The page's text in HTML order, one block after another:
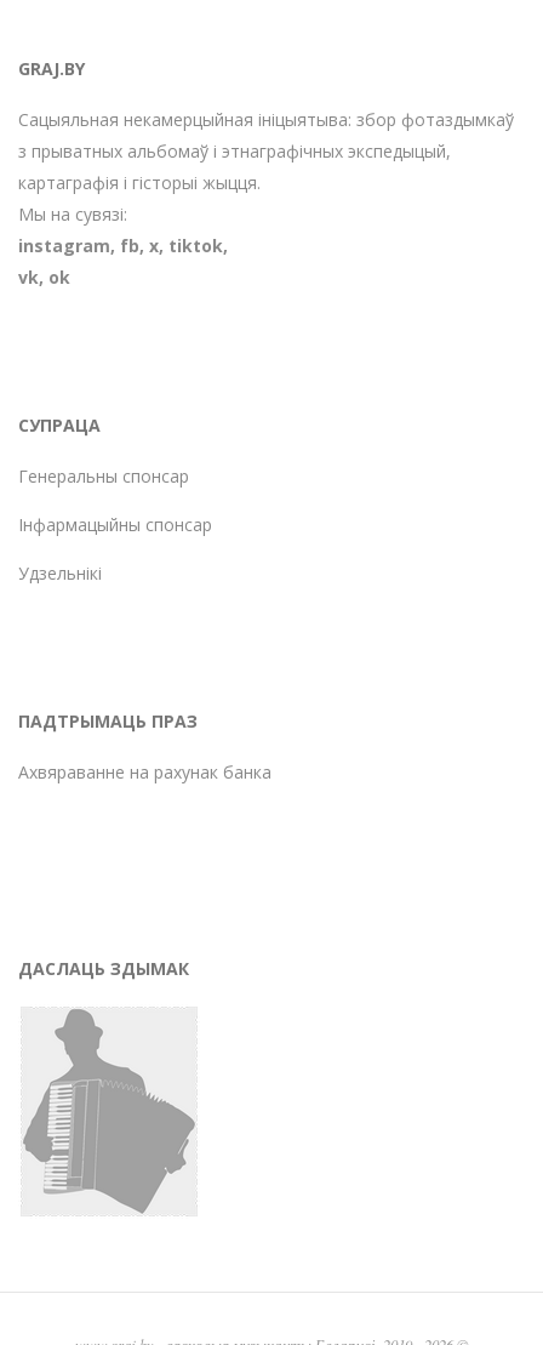
GRAJ.BY
Сацыяльная некамерцыйная ініцыятыва: збор фотаздымкаў
з прыватных альбомаў і этнаграфічных экспедыцый,
картаграфія і гісторыі жыцця.
Мы на сувязі:
instagram, fb, х, tiktok,
vk, ok
СУПРАЦА
Генеральны спонсар
Інфармацыйны спонсар
Удзельнікі
ПАДТРЫМАЦЬ ПРАЗ
Ахвяраванне на рахунак банка
ДАСЛАЦЬ ЗДЫМАК